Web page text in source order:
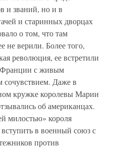
и званий, но и в
и старинных дворцах
о том, что там
не верили. Более того,
революция, ее встретили
Франции с живым
сочувствием. Даже в
кружке королевы Марии
об американцах.
милостью» короля
в военный союз с
против